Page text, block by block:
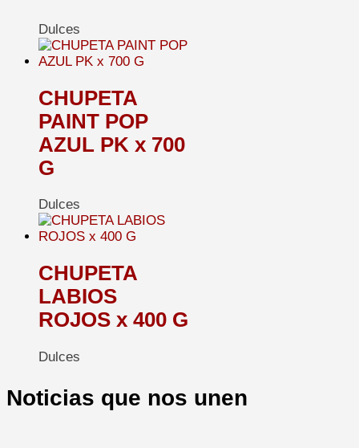
Dulces
CHUPETA
PAINT POP
AZUL PK x 700
G
Dulces
CHUPETA
LABIOS
ROJOS x 400 G
Dulces
Noticias que nos unen